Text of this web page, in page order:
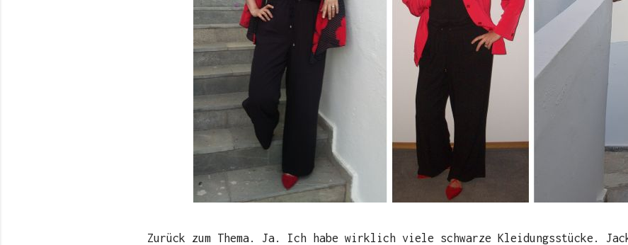
Zurück zum Thema. Ja. Ich habe wirklich viele schwarze Kleidungsstücke.